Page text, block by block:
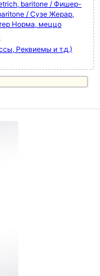
baritone / Фишер-
/ Сузе Жерар,
Норма, меццо
Реквиемы и т.д.)